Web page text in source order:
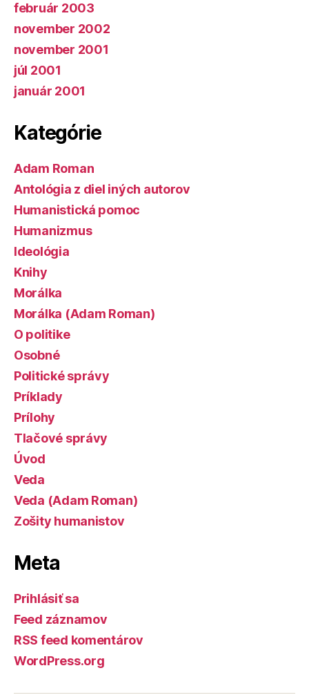
február 2003
november 2002
november 2001
júl 2001
január 2001
Kategórie
Adam Roman
Antológia z diel iných autorov
Humanistická pomoc
Humanizmus
Ideológia
Knihy
Morálka
Morálka (Adam Roman)
O politike
Osobné
Politické správy
Príklady
Prílohy
Tlačové správy
Úvod
Veda
Veda (Adam Roman)
Zošity humanistov
Meta
Prihlásiť sa
Feed záznamov
RSS feed komentárov
WordPress.org